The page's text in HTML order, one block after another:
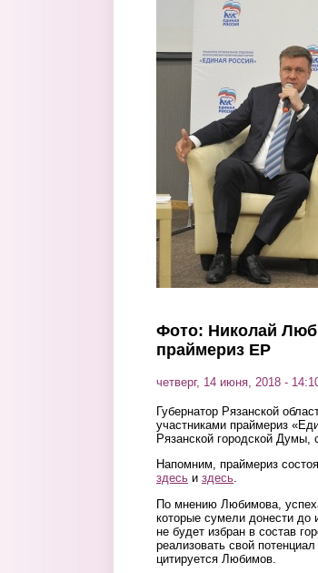
Фото: Николай
праймериз ЕР
четверг, 14 июня, 2018 -
Губернатор Рязанской
участниками праймериз
Рязанской городской Думы,
Напомним, праймериз
здесь и здесь.
По мнению Любимова,
которые сумели донести до
не будет избран в состав
реализовать свой
цитируется Любимов.